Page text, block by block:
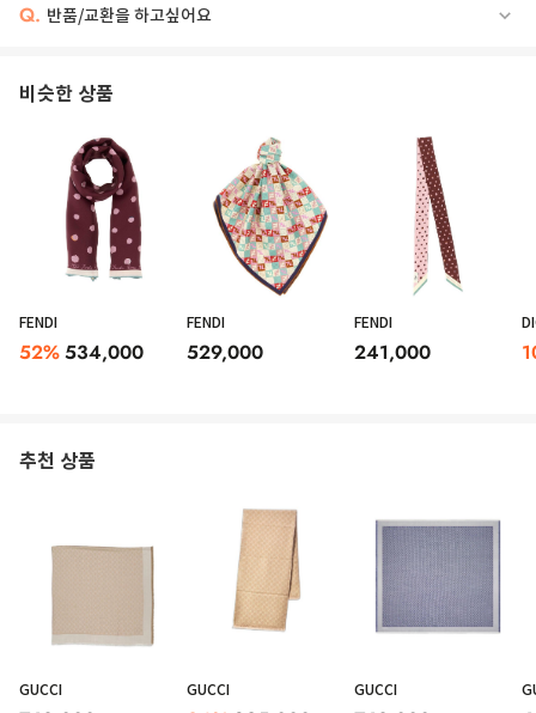
Q. 반품/교환을 하고싶어요
비슷한 상품
FENDI
52%534,000
FENDI
529,000
FENDI
241,000
추천 상품
GUCCI GUCCI GUCCI